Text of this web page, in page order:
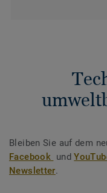
Bleiben Sie auf dem
Facebook und
Newsletter.